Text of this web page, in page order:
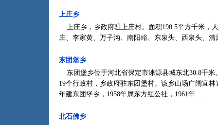
上庄乡
上庄乡，乡政府驻上庄村。面积190.5平方千米，
庄、李家黄、万子沟、南阳峪、东泉头、西泉头、
东团堡乡
东团堡乡位于河北省保定市涞源县城东北30.8千米
19个行政村，乡政府驻东团堡村。该乡山场广阔宜
年建东团堡乡，1958年属东方红公社，1961年...
北石佛乡